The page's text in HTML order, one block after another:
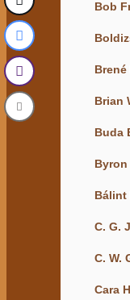
Bob
Brené
Brian
Buda
Byron
Bálint
C. G.
C. W.
Cara